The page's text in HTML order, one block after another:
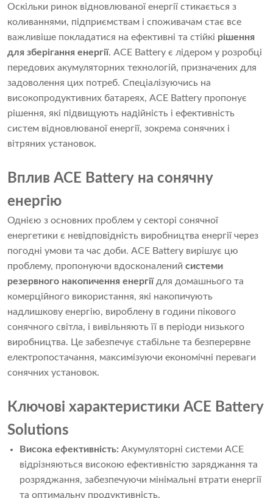
Оскільки ринок відновлюваної енергії стикається з
коливаннями, підприємствам і споживачам стає все
важливіше покладатися на ефективні та стійкі рішення
для зберігання енергії. ACE Battery є лідером у розробці
передових акумуляторних технологій, призначених для
задоволення цих потреб. Спеціалізуючись на
високопродуктивних батареях, ACE Battery пропонує
рішення, які підвищують надійність і ефективність
систем відновлюваної енергії, зокрема сонячних і
вітряних установок.
Вплив ACE Battery на сонячну
енергію
Однією з основних проблем у секторі сонячної
енергетики є невідповідність виробництва енергії через
погодні умови та час доби. ACE Battery вирішує цю
проблему, пропонуючи вдосконалений системи
резервного накопичення енергіїдля домашнього та
комерційного використання, які накопичують
надлишкову енергію, вироблену в години пікового
сонячного світла, і вивільняють її в періоди низького
виробництва. Це забезпечує стабільне та безперервне
електропостачання, максимізуючи економічні переваги
сонячних установок.
Ключові характеристики ACE Battery
Solutions
Висока ефективність: Акумуляторні системи ACE
відрізняються високою ефективністю заряджання та
розряджання, забезпечуючи мінімальні втрати енергії
та оптимальну продуктивність.